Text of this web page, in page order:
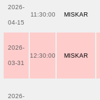
2026-
04-15
11:30:00 MISKAR
2026-
03-31
12:30:00 MISKAR
2026-